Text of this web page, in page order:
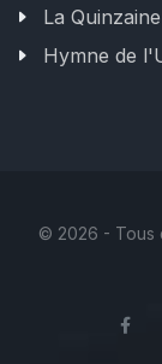
La Quinzaine
Hymne de
© 2026 - Tous